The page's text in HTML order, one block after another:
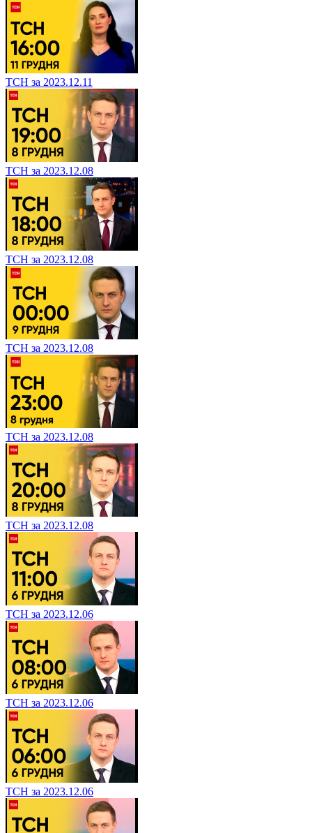
ТСН за 2023.12.11
ТСН за 2023.12.08
ТСН за 2023.12.08
ТСН за 2023.12.08
ТСН за 2023.12.08
ТСН за 2023.12.08
ТСН за 2023.12.06
ТСН за 2023.12.06
ТСН за 2023.12.06